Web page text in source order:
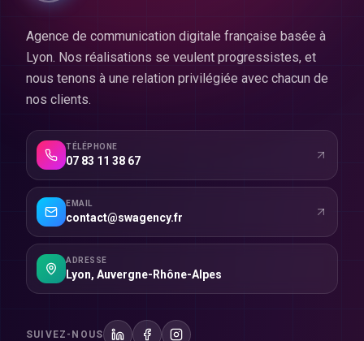
Agence de communication digitale française basée à
Lyon. Nos réalisations se veulent progressistes, et
nous tenons à une relation privilégiée avec chacun de
nos clients.
TÉLÉPHONE
07 83 11 38 67
EMAIL
contact@swagency.fr
ADRESSE
Lyon, Auvergne-Rhône-Alpes
SUIVEZ-NOUS